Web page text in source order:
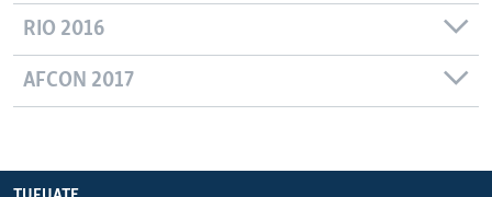
RIO 2016
AFCON 2017